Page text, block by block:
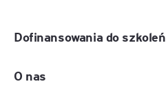
Dofinansowania do szkoleń
O nas